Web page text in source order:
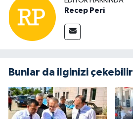
Recep Peri
Bunlar da ilginizi çekebilir